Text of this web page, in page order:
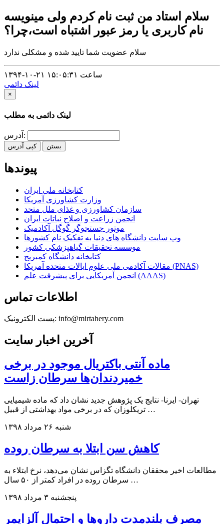
سلام استاد من ثبت نام کردم ولی مینویسه
نام کاربری یا رمز عبور اشتباه است،چرا؟
سلام عضویت شما تایید شده و مشکلی ندارد
۱۳۹۴-۱۰-۲۱ ساعت ۱۵:۰۵:۳۱
لینک دائمی
×
لینک دائمی به مطلب
آدرس:
کپی آدرس بستن
پیوندها
کتابخانه ملی ایران
وزارت کشاورزی آمریکا
سازمان کشاورزی و غذای ملل متحد
انجمن زراعت و اصلاح نباتات ایران
موتور جستجوگر گوگل آکادمیک
وب سایت دانشگاه های دنیا به تفکیک نام کشورها
موسسه تحقیقات گیاهپزشکی کشور
کتابخانه دانشگاه کمبریج
مقالات آکادمی ملی علوم ایالات متحده آمریکا (PNAS)
انجمن آمریکایی برای پیشرفت علم (AAAS)
اطلاعات تماس
پست الکترونیک: info@mirtahery.com
آخرین اخبار سایت
ماده آنتی باکتریال موجود در برخی
خمیردندان‌ها سرطان زاست
تهران- ایرنا- نتایج یک پژوهش جدید نشان داد که ماده شیمیایی
تریکلوزان که در برخی مواد بهداشتی از قبیل …
شنبه ۲۶ مرداد ۱۳۹۸
کاهش سن ابتلا به سرطان روده
مطالعات اخیر محققان دانشگاه تگزاس نشان می‌دهد، نرخ ابتلاء به
سرطان روده در افراد کمتر از ۵۰ سال …
پنجشنبه ۳ مرداد ۱۳۹۸
مصرف بلندمدت داروها و احتمال آلزایمر